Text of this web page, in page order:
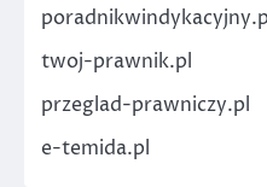
twoj-prawnik.pl
przeglad-prawniczy.pl
e-temida.pl